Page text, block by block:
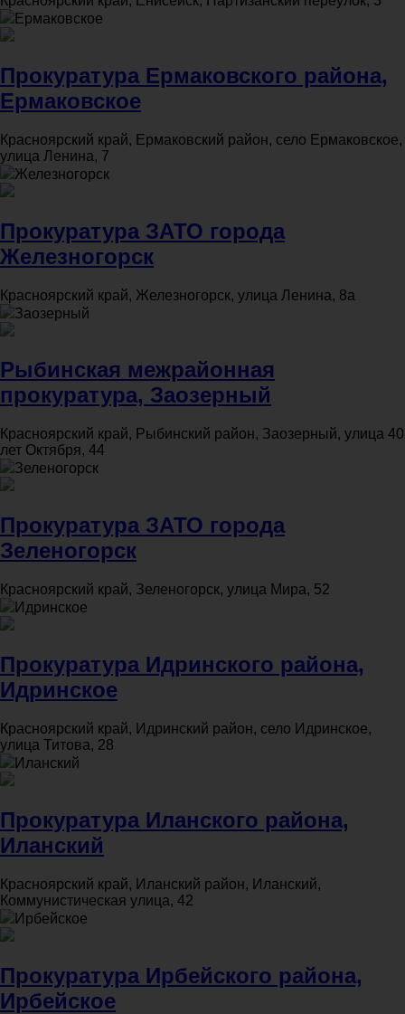
Ермаковское
Прокуратура Ермаковского района,
Ермаковское
Красноярский край, Ермаковский район, село Ермаковское,
улица Ленина, 7
Железногорск
Прокуратура ЗАТО города
Железногорск
Красноярский край, Железногорск, улица Ленина, 8а
Заозерный
Рыбинская межрайонная
прокуратура, Заозерный
Красноярский край, Рыбинский район, Заозерный, улица 40
лет Октября, 44
Зеленогорск
Прокуратура ЗАТО города
Зеленогорск
Красноярский край, Зеленогорск, улица Мира, 52
Идринское
Прокуратура Идринского района,
Идринское
Красноярский край, Идринский район, село Идринское,
улица Титова, 28
Иланский
Прокуратура Иланского района,
Иланский
Красноярский край, Иланский район, Иланский,
Коммунистическая улица, 42
Ирбейское
Прокуратура Ирбейского района,
Ирбейское